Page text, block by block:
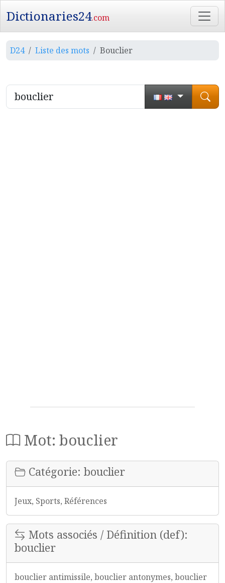
Dictionaries24.com
D24 Liste des mots Bouclier
Mot: bouclier
Catégorie: bouclier
Jeux, Sports, Références
Mots associés / Définition (def):
bouclier
bouclier antimissile, bouclier antonymes, bouclier